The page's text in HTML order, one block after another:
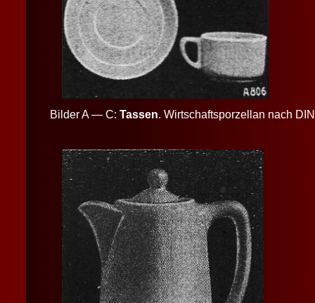
Bilder A — C:Tassen. Wirtschaftsporzellan nach